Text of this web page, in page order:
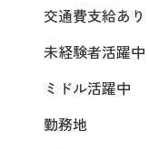
交通費支給あり
未経験者活躍中
ミドル活躍中
勤務地